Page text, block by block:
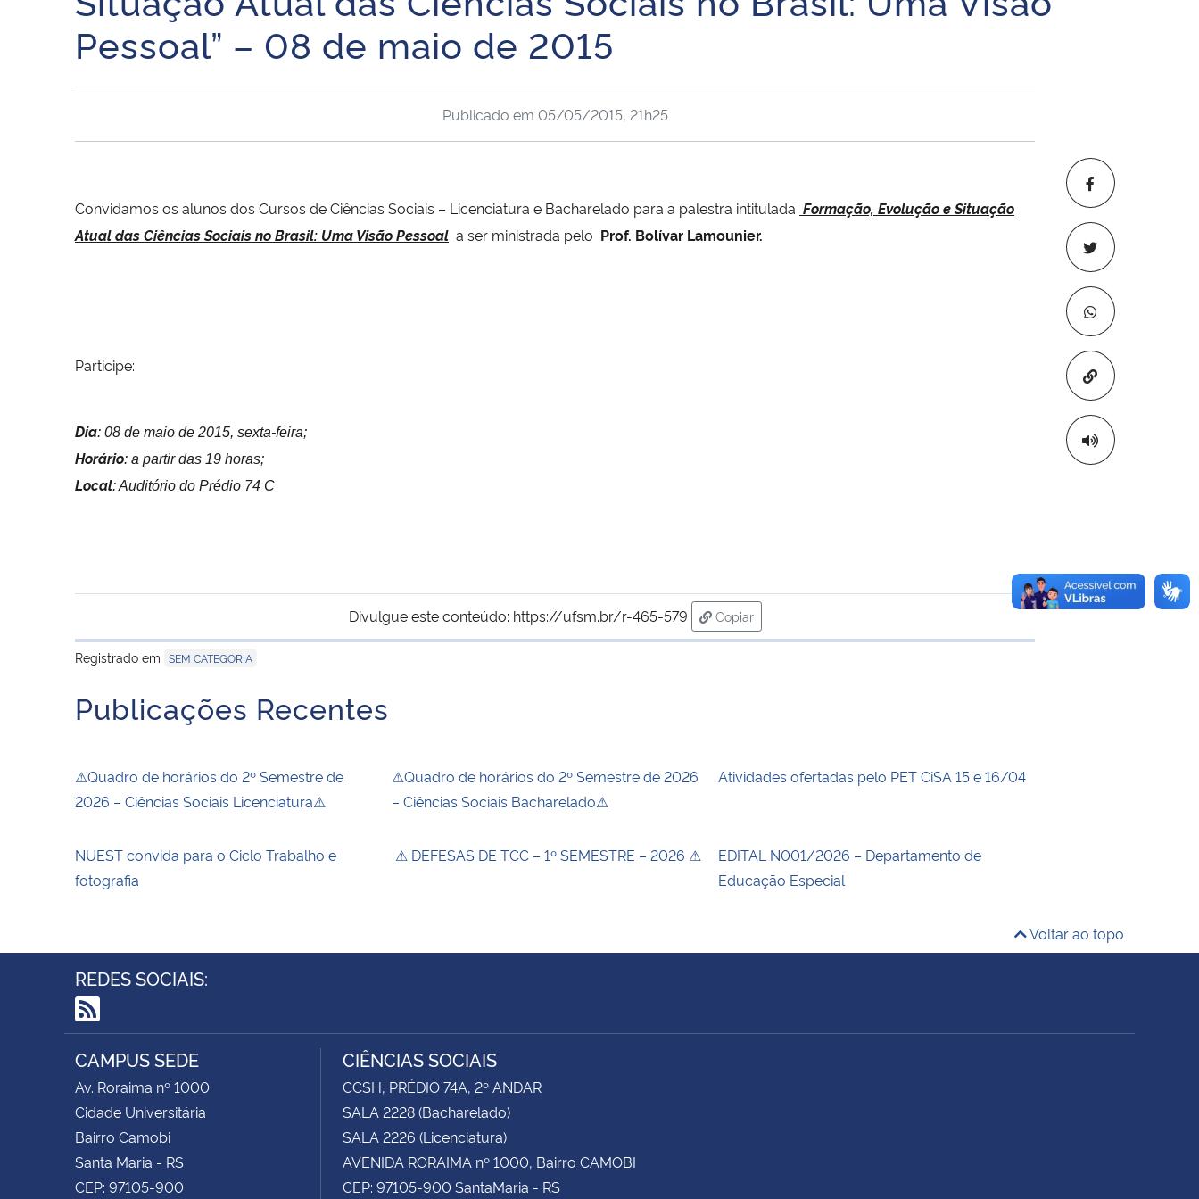
Pessoal” – 08 de maio de 2015
Copiar para
Publicado em 05/05/2015, 21h25
Convidamos os alunos dos Cursos de Ciências Sociais – Licenciatura e Bacharelado para a palestra intitulada Formação, Evolução e Situação
Atual das Ciências Sociais no Brasil: Uma Visão Pessoal a ser ministrada pelo Prof. Bolívar Lamounier.
Participe:
Dia: 08 de maio de 2015, sexta-feira;
Horário: a partir das 19 horas;
Local: Auditório do Prédio 74 C
Divulgue este conteúdo: https://ufsm.br/r-465-579
Copiar
para área de transferência
Registrado em SEM CATEGORIA
Publicações Recentes
⚠Quadro de horários do 2º Semestre de
2026 – Ciências Sociais Licenciatura⚠
⚠Quadro de horários do 2º Semestre de 2026
– Ciências Sociais Bacharelado⚠
Atividades ofertadas pelo PET CiSA 15 e 16/04
NUEST convida para o Ciclo Trabalho e
fotografia
⚠ DEFESAS DE TCC – 1º SEMESTRE – 2026 ⚠
EDITAL N001/2026 – Departamento de
Educação Especial
Voltar ao topo
REDES SOCIAIS:
RSS
CAMPUS SEDE
Av. Roraima nº 1000
Cidade Universitária
Bairro Camobi
Santa Maria - RS
CEP: 97105-900
CIÊNCIAS SOCIAIS
CCSH, PRÉDIO 74A, 2º ANDAR
SALA 2228 (Bacharelado)
SALA 2226 (Licenciatura)
AVENIDA RORAIMA nº 1000, Bairro CAMOBI
CEP: 97105-900 SantaMaria - RS